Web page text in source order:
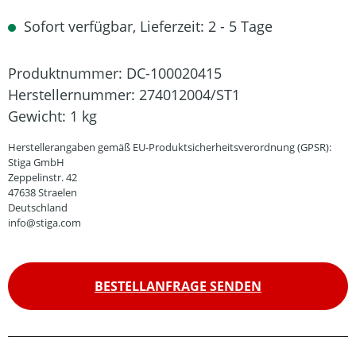
Sofort verfügbar, Lieferzeit: 2 - 5 Tage
Produktnummer: DC-100020415
Herstellernummer: 274012004/ST1
Gewicht: 1 kg
Herstellerangaben gemäß EU-Produktsicherheitsverordnung (GPSR):
Stiga GmbH
Zeppelinstr. 42
47638 Straelen
Deutschland
info@stiga.com
BESTELLANFRAGE SENDEN